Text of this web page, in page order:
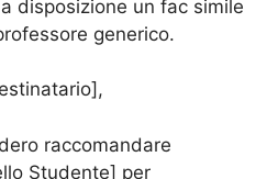
disposizione un fac simile
generico.
raccomandare
Studente] per